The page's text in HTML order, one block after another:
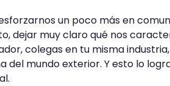
un poco más en
dejar muy claro qué nos
colegas en tu misma
del mundo exterior. Y esto lo